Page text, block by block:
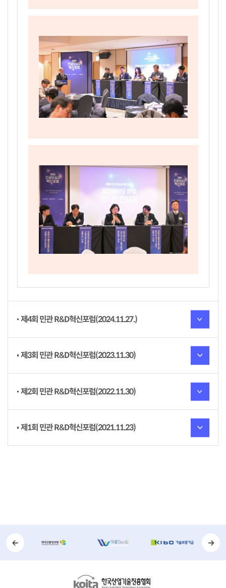
제4회 민관 R&D혁신포럼(2024.11.27.)
제3회 민관 R&D혁신포럼(2023.11.30)
제2회 민관 R&D혁신포럼(2022.11.30)
제1회 민관 R&D혁신포럼(2021.11.23)